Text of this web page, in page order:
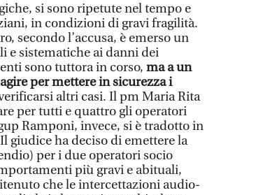
si sono ripetute nel tempo e
in condizioni di gravi fragilità.
secondo l’accusa, è emerso un
e sistematiche ai danni dei
sono tuttora in corso, ma a un
per mettere in sicurezza i
altri casi. Il pm Maria Rita
per tutti e quattro gli operatori
Ramponi, invece, si è tradotto in
giudice ha deciso di emettere la
per i due operatori socio
più gravi e abituali,
che le intercettazioni audio-